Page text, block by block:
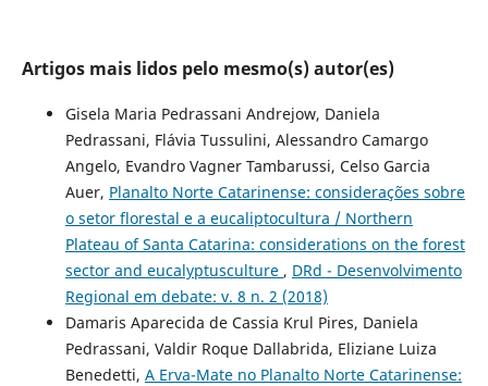
Artigos mais lidos pelo mesmo(s) autor(es)
Gisela Maria Pedrassani Andrejow, Daniela
Pedrassani, Flávia Tussulini, Alessandro Camargo
Angelo, Evandro Vagner Tambarussi, Celso Garcia
Auer, Planalto Norte Catarinense: considerações sobre
o setor florestal e a eucaliptocultura / Northern
Plateau of Santa Catarina: considerations on the forest
sector and eucalyptusculture , DRd - Desenvolvimento
Regional em debate: v. 8 n. 2 (2018)
Damaris Aparecida de Cassia Krul Pires, Daniela
Pedrassani, Valdir Roque Dallabrida, Eliziane Luiza
Benedetti, A Erva-Mate no Planalto Norte Catarinense: